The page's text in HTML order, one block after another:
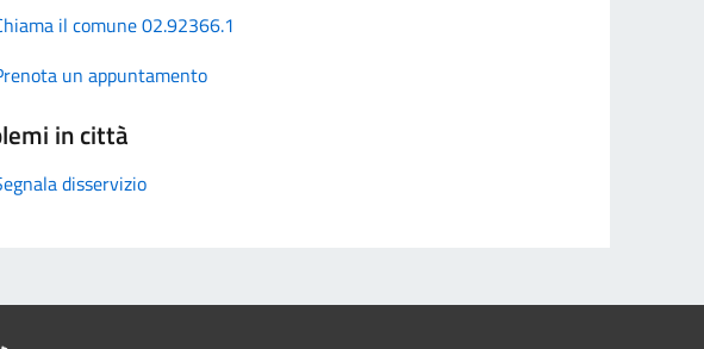
il comune 02.92366.1
un appuntamento
in città
disservizio